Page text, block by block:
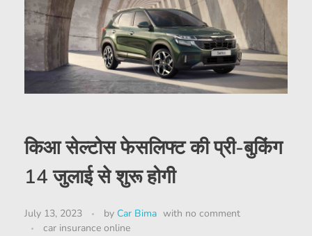
किआ सेल्टोस फेसलिफ्ट की प्री-बुकिंग
14 जुलाई से शुरू होगी
July 13, 2023 by Car Bima with no comment
car insurance online